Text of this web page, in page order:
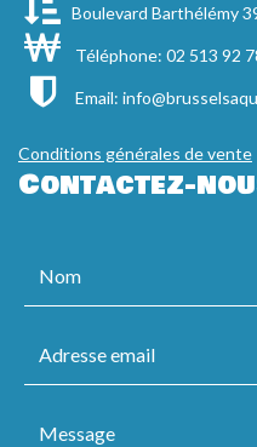
Boulevard Barthélémy
Téléphone: 02 513 92
Email:
Conditions générales de vente
Contactez-